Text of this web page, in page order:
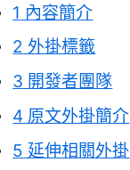
1 內容簡介
2 外掛標籤
3 開發者團隊
4 原文外掛簡介
5 延伸相關外掛